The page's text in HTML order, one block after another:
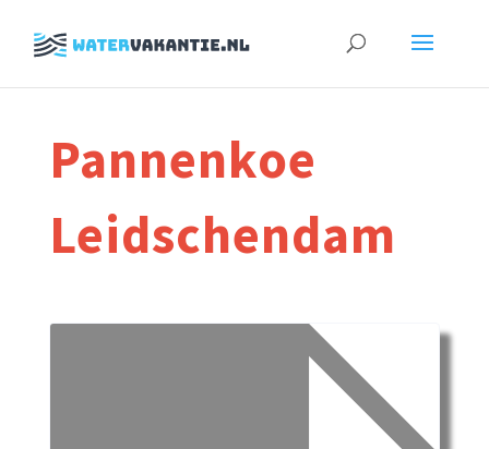
Zoeken
Pannenkoe
Leidschendam